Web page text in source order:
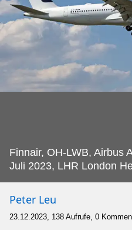
Finnair, OH-LWB, Airbus
Juli 2023, LHR London
Peter Leu
23.12.2023, 138 Aufrufe, 0